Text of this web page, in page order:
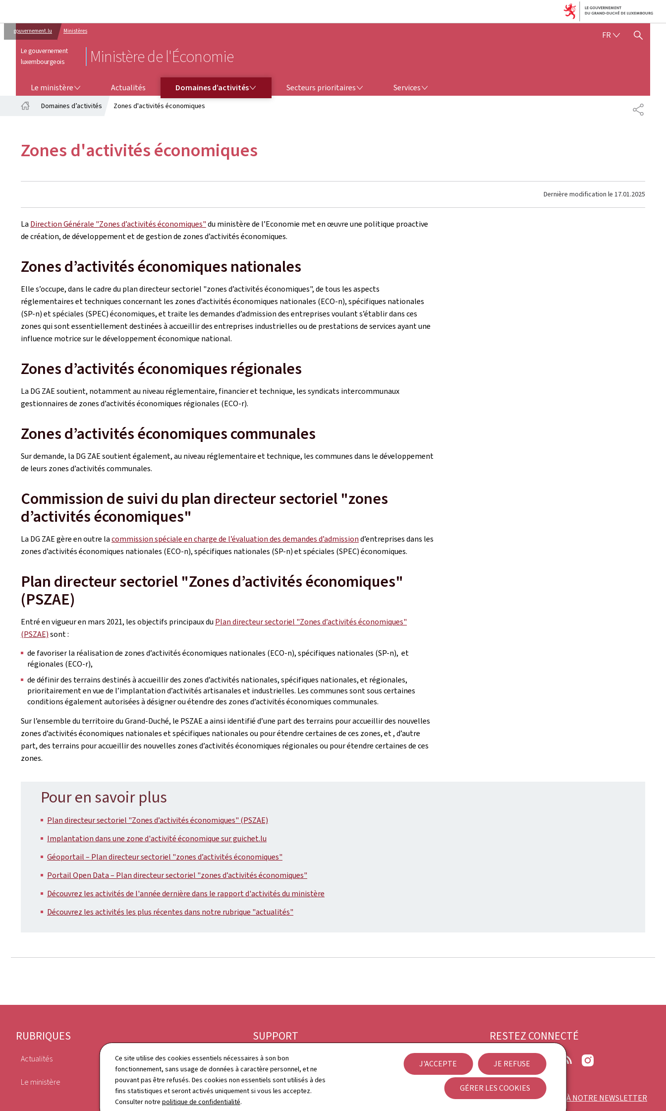
Ce site utilise des cookies essentiels nécessaires à son bon
fonctionnement, sans usage de données à caractère personnel, et ne
pouvant pas être refusés. Des cookies non essentiels sont utilisés à des
fins statistiques et seront activés uniquement si vous les acceptez.
Consulter notre politique de confidentialité.
J'ACCEPTE JE REFUSE
GÉRER LES COOKIES
gouvernement.lu Ministères
Le gouvernement
luxembourgeois
Ministère de l'Économie
FR FRANÇAIS
AFFICHER / MASQUER
Le ministère Actualités Domaines d’activités Secteurs prioritaires Services
Domaines d’activités Zones d'activités économiques
Zones d'activités économiques
Dernière modification le 17.01.2025
La Direction Générale "Zones d’activités économiques"du ministère de l’Economie met en œuvre une politique proactive
de création, de développement et de gestion de zones d’activités économiques.
Zones d’activités économiques nationales
Elle s’occupe, dans le cadre du plan directeur sectoriel "zones d’activités économiques", de tous les aspects
réglementaires et techniques concernant les zones d’activités économiques nationales (ECO-n), spécifiques nationales
(SP-n) et spéciales (SPEC) économiques, et traite les demandes d’admission des entreprises voulant s’établir dans ces
zones qui sont essentiellement destinées à accueillir des entreprises industrielles ou de prestations de services ayant une
influence motrice sur le développement économique national.
Zones d’activités économiques régionales
La DG ZAE soutient, notamment au niveau réglementaire, financier et technique, les syndicats intercommunaux
gestionnaires de zones d’activités économiques régionales (ECO-r).
Zones d’activités économiques communales
Sur demande, la DG ZAE soutient également, au niveau réglementaire et technique, les communes dans le développement
de leurs zones d’activités communales.
Commission de suivi du plan directeur sectoriel "zones
d’activités économiques"
La DG ZAE gère en outre lacommission spéciale en charge de l’évaluation des demandes d’admissiond’entreprises dans les
zones d’activités économiques nationales (ECO-n), spécifiques nationales (SP-n) et spéciales (SPEC) économiques.
Plan directeur sectoriel "Zones d’activités économiques"
(PSZAE)
Entré en vigueur en mars 2021, les objectifs principaux du Plan directeur sectoriel "Zones d’activités économiques"
(PSZAE)sont :
de favoriser la réalisation de zones d’activités économiques nationales (ECO-n), spécifiques nationales (SP-n), et
régionales (ECO-r),
de définir des terrains destinés à accueillir des zones d’activités nationales, spécifiques nationales, et régionales,
prioritairement en vue de l’implantation d’activités artisanales et industrielles. Les communes sont sous certaines
conditions également autorisées à désigner ou étendre des zones d’activités économiques communales.
Sur l’ensemble du territoire du Grand-Duché, le PSZAE a ainsi identifié d’une part des terrains pour accueillir des nouvelles
zones d’activités économiques nationales et spécifiques nationales ou pour étendre certaines de ces zones, et , d’autre
part, des terrains pour accueillir des nouvelles zones d’activités économiques régionales ou pour étendre certaines de ces
zones.
Pour en savoir plus
Plan directeur sectoriel "Zones d’activités économiques" (PSZAE)
Implantation dans une zone d'activité économique sur guichet.lu
Géoportail – Plan directeur sectoriel "zones d’activités économiques"
Portail Open Data – Plan directeur sectoriel "zones d’activités économiques"
Découvrez les activités de l'année dernière dans le rapport d'activités du ministère
Découvrez les activités les plus récentes dans notre rubrique "actualités"
Pied
de
RUBRIQUES
Actualités
Le ministère
Publications
Annuaire
SUPPORT
Contact
Plan du site
Aspects légaux
Déclaration d'accessibilité
RESTEZ CONNECTÉ
BlueskyFacebookLinkedIn RSS
ABONNEZ-VOUS À NOTRE NEWSLETTER